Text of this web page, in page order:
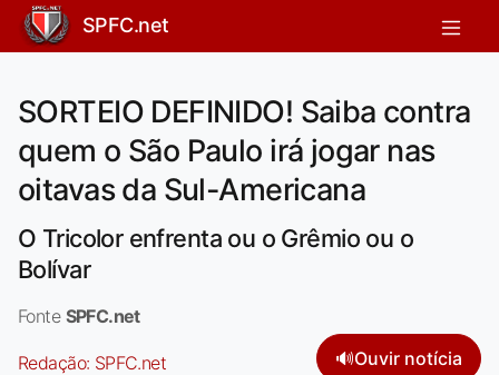
SPFC.net
SORTEIO DEFINIDO! Saiba contra
quem o São Paulo irá jogar nas
oitavas da Sul-Americana
O Tricolor enfrenta ou o Grêmio ou o
Bolívar
Fonte SPFC.net
Redação: SPFC.net 🔊Ouvir notícia